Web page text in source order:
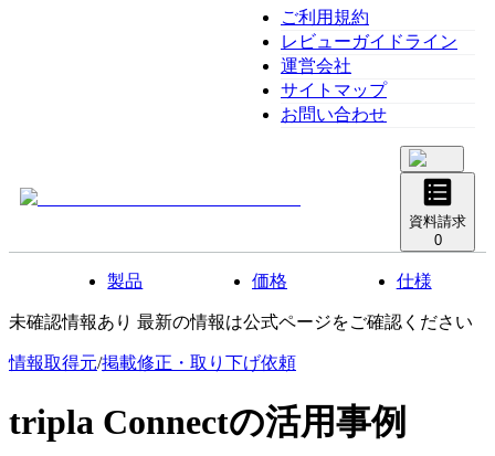
ご利用規約
レビューガイドライン
運営会社
サイトマップ
お問い合わせ
資料請求
0
製品 価格 仕様
未確認情報あり 最新の情報は公式ページをご確認ください
情報取得元/掲載修正・取り下げ依頼
tripla Connectの活用事例